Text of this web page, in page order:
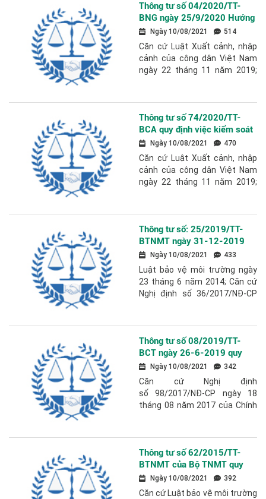
Thông tư số 04/2020/TT-
BNG ngày 25/9/2020 Hướng
dẫn việc cấp, gia hạn, hủy giá
trị sử dụng hộ chiếu ngoại
giao, hộ chiếu công vụ và cấp
công hàm đề nghị phía nước
ngoài cấp thị thực
Ngày 10/08/2021 514
Căn cứ Luật Xuất cảnh, nhập
cảnh của công dân Việt Nam
ngày 22 tháng 11 năm 2019;
tháng 3 năm 2017 của...
Thông tư số 74/2020/TT-
BCA quy định việc kiểm soát
xuất nhập cảnh đối với công
dân Việt Nam tại cửa khẩu
Ngày 10/08/2021 470
Căn cứ Luật Xuất cảnh, nhập
cảnh của công dân Việt Nam
ngày 22 tháng 11 năm 2019;
Căn cứ Nghị...
Thông tư số: 25/2019/TT-
BTNMT ngày 31-12-2019
quy định chi tiết thi hành một
số điều của Nghị định số
40/2019/NĐ-CP hướng dẫn
thi hành luật bảo vệ môi
trường và quy định quản lý
môi trường
Ngày 10/08/2021 433
Luật bảo vệ môi trường ngày
23 tháng 6 năm 2014; Căn cứ
Nghị định số 36/2017/NĐ-CP
nhiệm vụ,...
Thông tư số 08/2019/TT-
BCT ngày 26-6-2019 quy
định việc nhập khẩu mặt hàng
gạo và lá thuốc lá khô có xuất
xứ từ Campuchia theo hạn
ngạch thuế quan năm 2019
và 2020
Ngày 10/08/2021 342
Căn cứ Nghị định
số 98/2017/NĐ-CP ngày 18
tháng 08 năm 2017 của Chính
chức của Bộ Công...
Thông tư số 62/2015/TT-
BTNMT của Bộ TNMT quy
định về giải thưởng môi
trường Việt Nam
Ngày 10/08/2021 392
Căn cứ Luật bảo vệ môi trường